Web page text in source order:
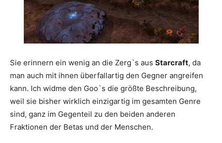
Sie erinnern ein wenig an die Zerg`s aus Starcraft, da
man auch mit ihnen überfallartig den Gegner angreifen
kann. Ich widme den Goo`s die größte Beschreibung,
weil sie bisher wirklich einzigartig im gesamten Genre
sind, ganz im Gegenteil zu den beiden anderen
Fraktionen der Betas und der Menschen.